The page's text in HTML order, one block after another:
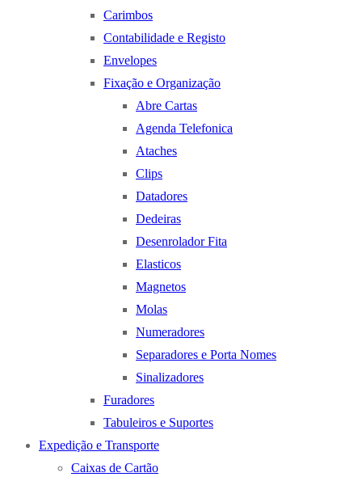
Carimbos
Contabilidade e Registo
Envelopes
Fixação e Organização
Abre Cartas
Agenda Telefonica
Ataches
Clips
Datadores
Dedeiras
Desenrolador Fita
Elasticos
Magnetos
Molas
Numeradores
Separadores e Porta Nomes
Sinalizadores
Furadores
Tabuleiros e Suportes
Expedição e Transporte
Caixas de Cartão